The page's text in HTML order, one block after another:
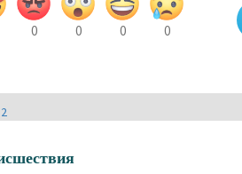
0 0 0 0